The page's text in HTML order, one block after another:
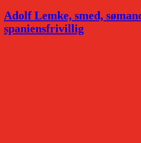
Adolf Lemke, smed,
spaniensfrivillig